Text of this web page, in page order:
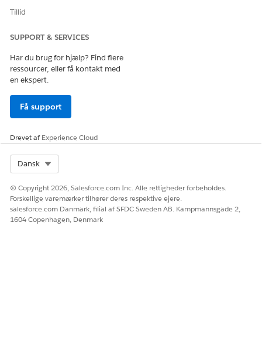
Tillid
SUPPORT & SERVICES
Har du brug for hjælp? Find flere
ressourcer, eller få kontakt med
en ekspert.
Få support
Drevet afExperience Cloud
Dansk
© Copyright 2026, Salesforce.com Inc. Alle rettigheder forbeholdes.
Forskellige varemærker tilhører deres respektive ejere.
salesforce.com Danmark, filial af SFDC Sweden AB. Kampmannsgade 2,
1604 Copenhagen, Denmark